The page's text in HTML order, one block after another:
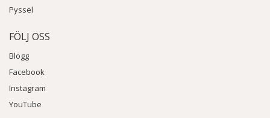
Pyssel
FÖLJ OSS
Blogg
Facebook
Instagram
YouTube